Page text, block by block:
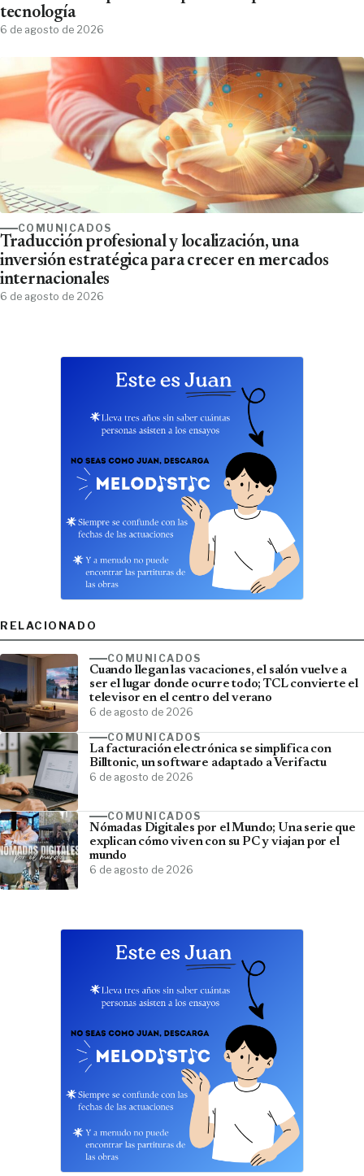
tecnología
6 de agosto de 2026
COMUNICADOS
Traducción profesional y localización, una
inversión estratégica para crecer en mercados
internacionales
6 de agosto de 2026
RELACIONADO
COMUNICADOS
Cuando llegan las vacaciones, el salón vuelve a
ser el lugar donde ocurre todo; TCL convierte el
televisor en el centro del verano
6 de agosto de 2026
COMUNICADOS
La facturación electrónica se simplifica con
Billtonic, un software adaptado a Verifactu
6 de agosto de 2026
COMUNICADOS
Nómadas Digitales por el Mundo; Una serie que
explican cómo viven con su PC y viajan por el
mundo
6 de agosto de 2026